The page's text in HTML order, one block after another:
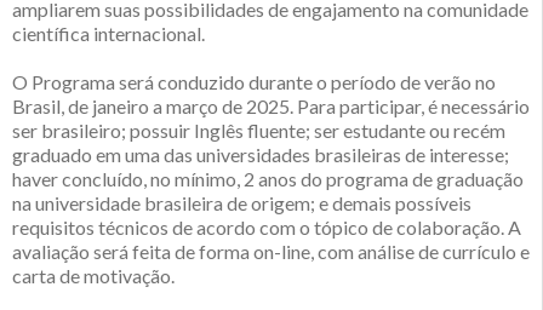
ampliarem suas possibilidades de engajamento na comunidade
científica internacional.
O Programa será conduzido durante o período de verão no
Brasil, de janeiro a março de 2025. Para participar, é necessário
ser brasileiro; possuir Inglês fluente; ser estudante ou recém
graduado em uma das universidades brasileiras de interesse;
haver concluído, no mínimo, 2 anos do programa de graduação
na universidade brasileira de origem; e demais possíveis
requisitos técnicos de acordo com o tópico de colaboração. A
avaliação será feita de forma on-line, com análise de currículo e
carta de motivação.